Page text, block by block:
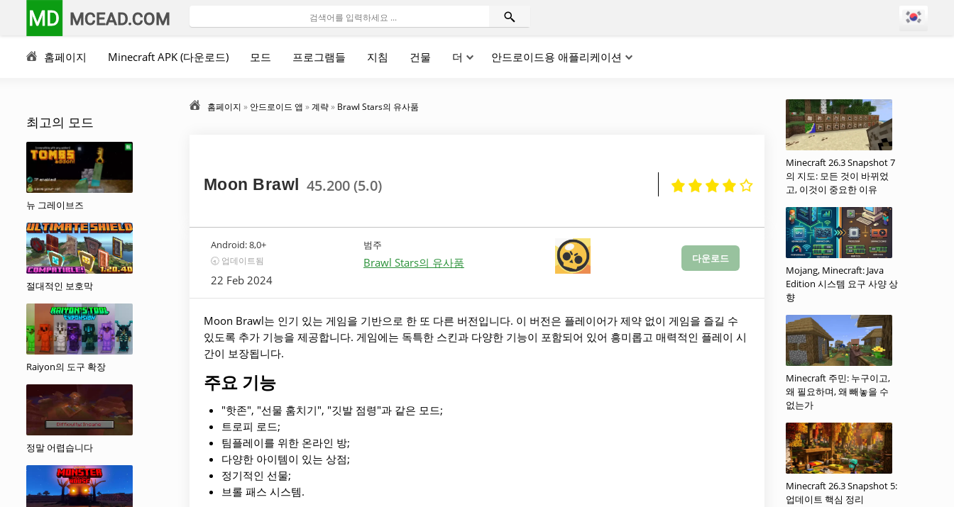
MD MCEAD.COM
홈페이지 Minecraft APK (다운로드) 모드 프로그램들 지침 건물 더 안드로이드용 애플리케이션
최고의 모드
뉴 그레이브즈
절대적인 보호막
Raiyon의 도구 확장
정말 어렵습니다
홈페이지 » 안드로이드 앱 »계략» Brawl Stars의 유사품
Moon Brawl 45.200 (5.0)
Android:8,0+
🕣 업데이트됨
22 Feb 2024
범주
Brawl Stars의 유사품 다운로드
Moon Brawl는 인기 있는 게임을 기반으로 한 또 다른 버전입니다. 이 버전은 플레이어가 제약 없이 게임을 즐길 수
있도록 추가 기능을 제공합니다. 게임에는 독특한 스킨과 다양한 기능이 포함되어 있어 흥미롭고 매력적인 플레이 시
간이 보장됩니다.
주요 기능
"핫존", "선물 훔치기", "깃발 점령"과 같은 모드;
트로피 로드;
팀플레이를 위한 온라인 방;
다양한 아이템이 있는 상점;
정기적인 선물;
브롤 패스 시스템.
Minecraft 26.3 Snapshot 7
의 지도: 모든 것이 바뀌었
고, 이것이 중요한 이유
Mojang, Minecraft: Java
Edition 시스템 요구 사양 상
향
Minecraft 주민: 누구이고,
왜 필요하며, 왜 빼놓을 수
없는가
Minecraft 26.3 Snapshot 5:
업데이트 핵심 정리